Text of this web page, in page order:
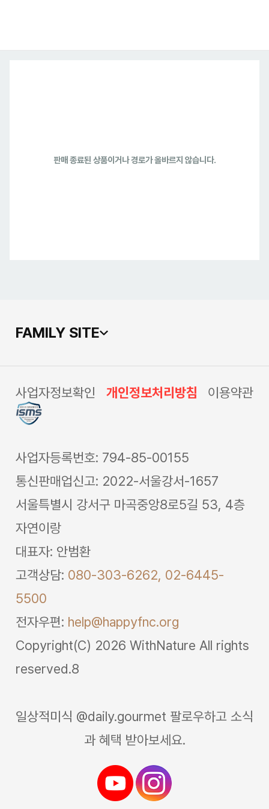
판매 종료된 상품이거나 경로가 올바르지 않습니다.
FAMILY SITE
사업자정보확인 개인정보처리방침 이용약관
사업자등록번호: 794-85-00155
통신판매업신고: 2022-서울강서-1657
서울특별시 강서구 마곡중앙8로5길 53, 4층
자연이랑
대표자: 안범환
고객상담: 080-303-6262, 02-6445-
5500
전자우편: help@happyfnc.org
Copyright(C) 2026 WithNature All rights
reserved.8
일상적미식 @daily.gourmet 팔로우하고 소식
과 혜택 받아보세요.